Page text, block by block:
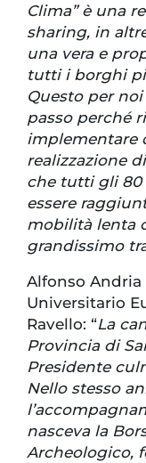
Clima” è una
sharing, in
una vera e
tutti i borghi
Questo per
passo perché
implementare
realizzazione
che tutti gli 80
essere
mobilità lenta
grandissimo
Alfonso Andria
Universitario
Ravello: “La
Provincia di
Presidente
Nello stesso
nasceva la
Archeologico,